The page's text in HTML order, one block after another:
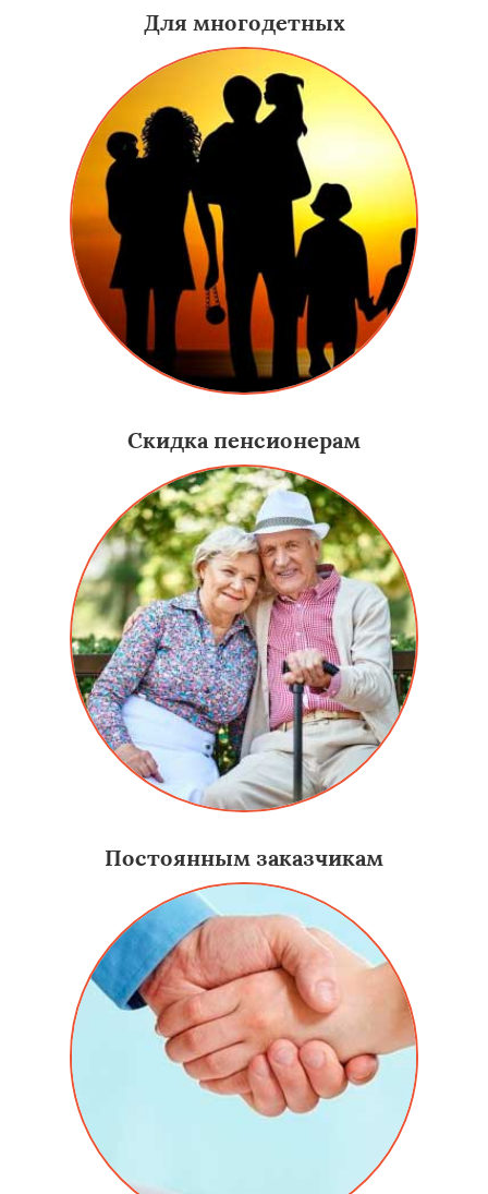
Для многодетных
Скидка пенсионерам
Постоянным заказчикам